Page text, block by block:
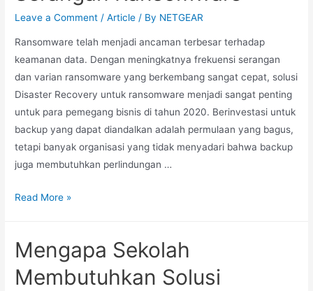
Leave a Comment /Article / By NETGEAR
Ransomware telah menjadi ancaman terbesar terhadap
keamanan data. Dengan meningkatnya frekuensi serangan
dan varian ransomware yang berkembang sangat cepat, solusi
Disaster Recovery untuk ransomware menjadi sangat penting
untuk para pemegang bisnis di tahun 2020. Berinvestasi untuk
backup yang dapat diandalkan adalah permulaan yang bagus,
tetapi banyak organisasi yang tidak menyadari bahwa backup
juga membutuhkan perlindungan …
Read More »
Mengapa Sekolah
Membutuhkan Solusi